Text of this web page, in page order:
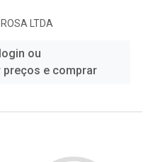
LTDA
ou
preços e comprar